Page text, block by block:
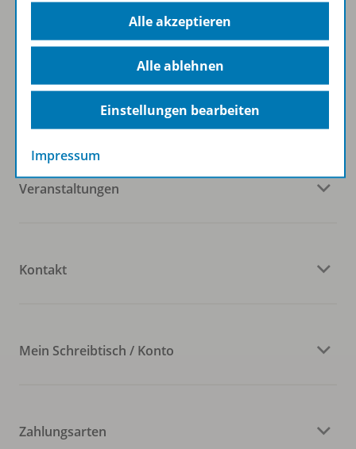
Westermann Österreich
Veranstaltungen
Kontakt
Mein Schreibtisch / Konto
Zahlungsarten
Alle akzeptieren
Alle ablehnen
Einstellungen bearbeiten
Impressum